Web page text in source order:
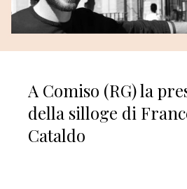
A Comiso (RG) la
della silloge di
Cataldo